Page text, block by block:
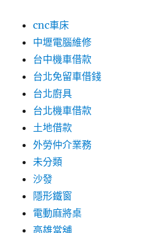
cnc車床
中壢電腦維修
台中機車借款
台北免留車借錢
台北廚具
台北機車借款
土地借款
外勞仲介業務
未分類
沙發
隱形鐵窗
電動麻將桌
高雄當舖